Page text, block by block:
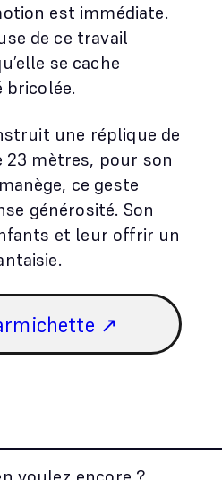
est immédiate.
de ce travail
se cache
une réplique de
mètres, pour son
ce geste
générosité. Son
et leur offrir un
↗